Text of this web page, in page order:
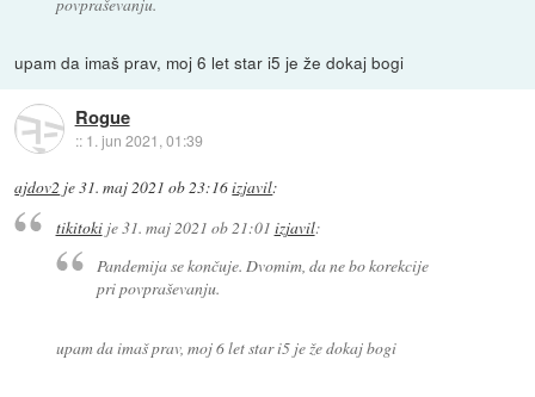
upam da imaš prav, moj 6 let star i5 je že dokaj bogi
Rogue
:: 1. jun 2021, 01:39
ajdov2 je31. maj 2021 ob 23:16izjavil:
tikitokije31. maj 2021 ob 21:01 izjavil:
Pandemija se končuje. Dvomim, da ne bo korekcije
pri povpraševanju.
upam da imaš prav, moj 6 let star i5 je že dokaj bogi